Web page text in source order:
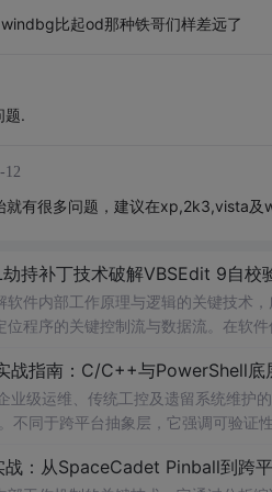
比起od那种铁哥们样差远了
题.
12
就有很多问题，建议在xp,2k3,vista及
持补丁技术破解VBSEdit 9自校
软件内部工作原理与逻辑的关键技术
位程序的关键控制流与数据流。在软
序启动初期获得控制权，从而在内
战指南：C/C++与PowerShell底
业级运维、传统工控及遗留系统维护
不同于跨平台抽象层，它强调可验
程获取，而高度依赖真实场景复现、
战：从SpaceCadet Pinball到跨